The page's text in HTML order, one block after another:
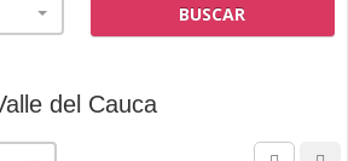
BUSCAR
del Cauca